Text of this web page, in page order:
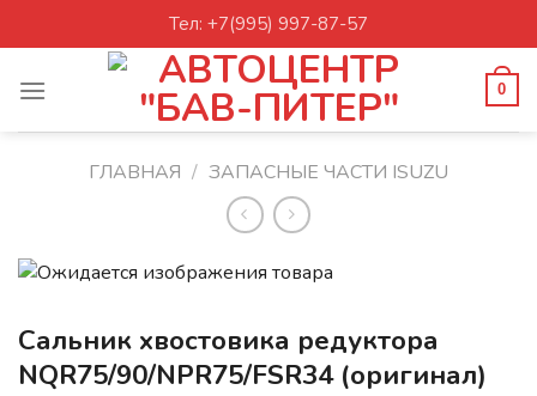
to
Тел: +7(995) 997-87-57
0
ГЛАВНАЯ / ЗАПАСНЫЕ ЧАСТИ ISUZU
Сальник хвостовика редуктора
NQR75/90/NPR75/FSR34 (оригинал)